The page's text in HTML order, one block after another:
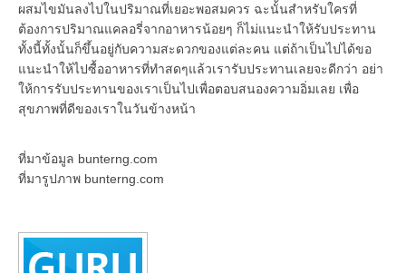
ผสมไขมันลงไปในปริมาณที่เยอะพอสมควร ฉะนั้นสำหรับใครที่
ต้องการปริมาณแคลอรี่จากอาหารน้อยๆ ก็ไม่แนะนำให้รับประทาน
ทั้งนี้ทั้งนั้นก็ขึ้นอยู่กับความสะดวกของแต่ละคน แต่ถ้าเป็นไปได้ขอ
แนะนำให้ไปซื้ออาหารที่ทำสดๆแล้วเรารับประทานเลยจะดีกว่า อย่า
ให้การรับประทานของเราเป็นไปเพื่อตอบสนองความอิ่มเลย เพื่อ
สุขภาพที่ดีของเราในวันข้างหน้า
ที่มาข้อมูล bunterng.com
ที่มารูปภาพ bunterng.com